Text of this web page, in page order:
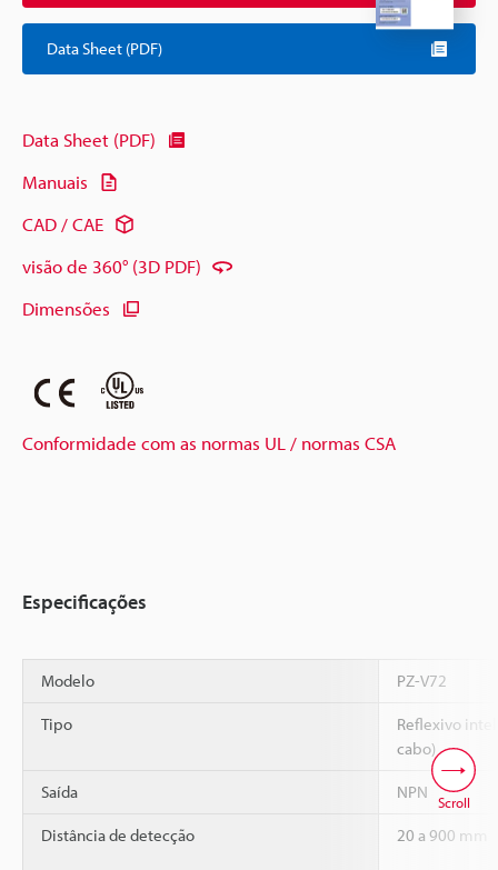
Data Sheet (PDF)
Data Sheet (PDF)
Manuais
CAD / CAE
visão de 360° (3D PDF)
Dimensões
Conformidade com as normas UL / normas CSA
Especificações
Modelo PZ-V72
Tipo
Reflexivo
cabo)
Saída NPN
Distância de detecção 20 a 900 mm
Scroll